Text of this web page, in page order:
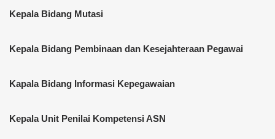
Kepala Bidang Mutasi
Kepala Bidang Pembinaan dan Kesejahteraan Pegawai
Kapala Bidang Informasi Kepegawaian
Kepala Unit Penilai Kompetensi ASN